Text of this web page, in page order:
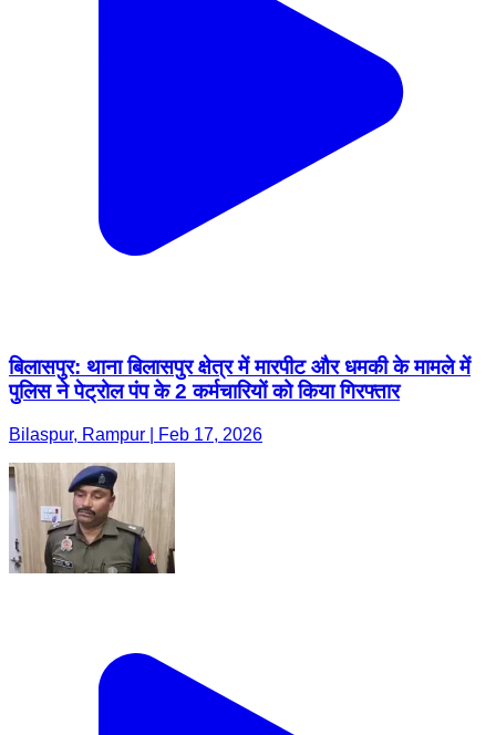
बिलासपुर: थाना बिलासपुर क्षेत्र में मारपीट और धमकी के मामले में
पुलिस ने पेट्रोल पंप के 2 कर्मचारियों को किया गिरफ्तार
Bilaspur, Rampur | Feb 17, 2026